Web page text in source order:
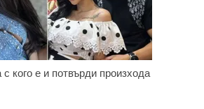
с кого е и потвърди произхода